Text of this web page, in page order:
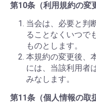
第10条（利用規約の変
当会は、必要と判
ることなくいつで
ものとします。
本規約の変更後、
には、当該利用者
みなします。
第11条（個人情報の取